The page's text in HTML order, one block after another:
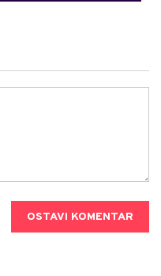
OSTAVI KOMENTAR